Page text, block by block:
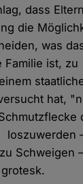
dass
die
was
Familie ist, zu
hat,
loszuwerden
Schweigen